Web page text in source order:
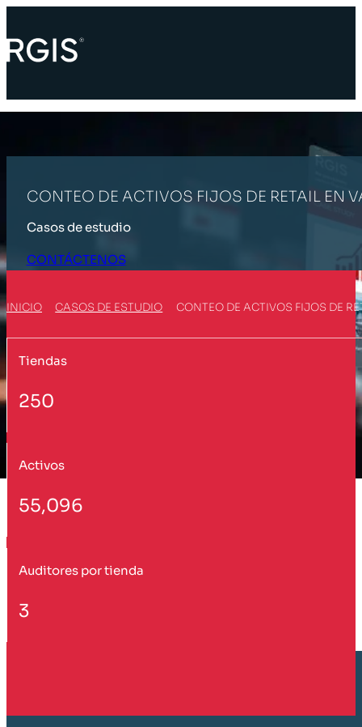
CONTEO DE ACTIVOS FIJOS DE RETAIL EN
Casos de estudio
CONTÁCTENOS
INICIO CASOS DE ESTUDIO CONTEO DE ACTIVOS FIJOS DE
Tiendas
250
Activos
55,096
Auditores por tienda
3